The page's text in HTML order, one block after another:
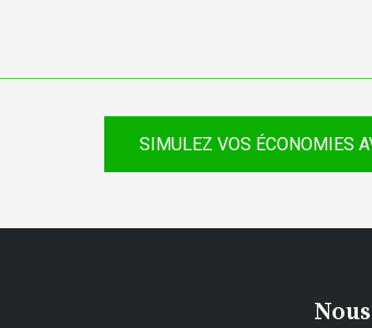
SIMULEZ VOS ÉCONOMIES